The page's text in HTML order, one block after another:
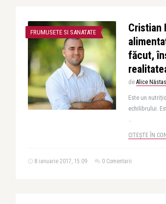
FRUMUSETE SI SANATATE
Cristian
făcut,
de Alice
Este un
echilibrului.
..
CITEȘTE ÎN
8 ianuarie 2017, 15:09 0 Comentarii